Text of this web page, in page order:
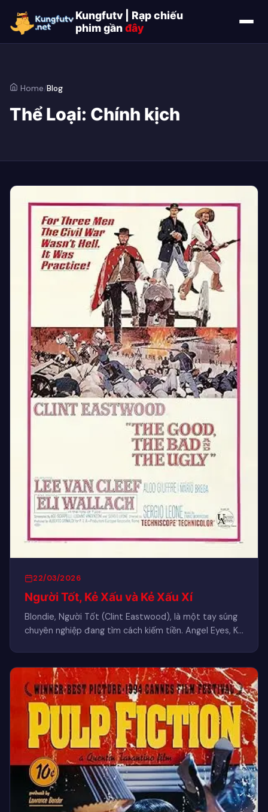
Kungfutv | Rạp chiếu
phim gầnđây
Home/Blog
Thể Loại: Chính kịch
22/03/2026
Người Tốt, Kẻ Xấu và Kẻ Xấu Xí
Blondie, Người Tốt (Clint Eastwood), là một tay súng
chuyên nghiệp đang tìm cách kiếm tiền. Angel Eyes, Kẻ